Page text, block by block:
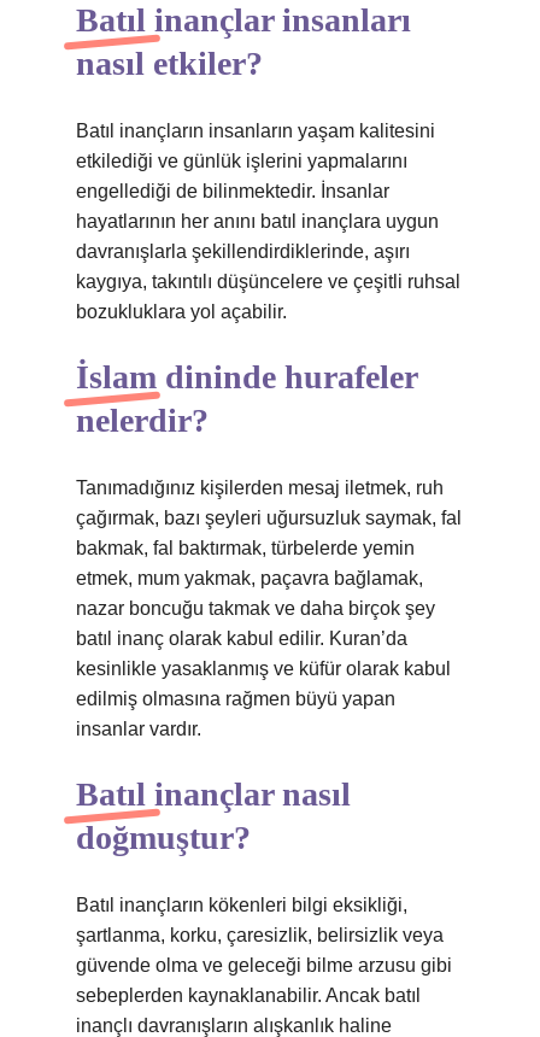
Batıl inançlar insanları
nasıl etkiler?
Batıl inançların insanların yaşam kalitesini
etkilediği ve günlük işlerini yapmalarını
engellediği de bilinmektedir. İnsanlar
hayatlarının her anını batıl inançlara uygun
davranışlarla şekillendirdiklerinde, aşırı
kaygıya, takıntılı düşüncelere ve çeşitli ruhsal
bozukluklara yol açabilir.
İslam dininde hurafeler
nelerdir?
Tanımadığınız kişilerden mesaj iletmek, ruh
çağırmak, bazı şeyleri uğursuzluk saymak, fal
bakmak, fal baktırmak, türbelerde yemin
etmek, mum yakmak, paçavra bağlamak,
nazar boncuğu takmak ve daha birçok şey
batıl inanç olarak kabul edilir. Kuran’da
kesinlikle yasaklanmış ve küfür olarak kabul
edilmiş olmasına rağmen büyü yapan
insanlar vardır.
Batıl inançlar nasıl
doğmuştur?
Batıl inançların kökenleri bilgi eksikliği,
şartlanma, korku, çaresizlik, belirsizlik veya
güvende olma ve geleceği bilme arzusu gibi
sebeplerden kaynaklanabilir. Ancak batıl
inançlı davranışların alışkanlık haline